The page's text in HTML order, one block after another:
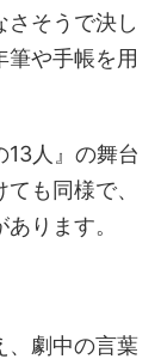
さそうで決し
筆や手帳を用
13人』の舞台
も同様で、
ります。
、劇中の言葉